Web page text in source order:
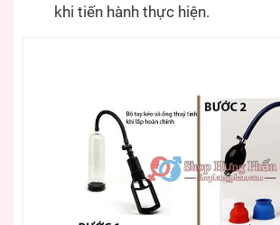
khi tiến hành thực hiện.